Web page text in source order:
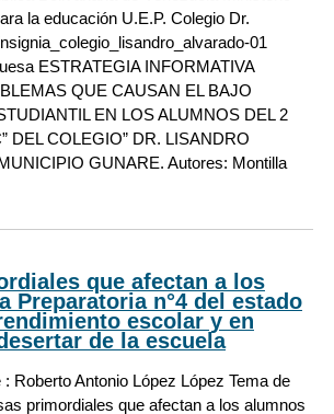
la educación U.E.P. Colegio Dr.
01
ESTRATEGIA INFORMATIVA
QUE CAUSAN EL BAJO
EN LOS ALUMNOS DEL 2
DEL COLEGIO” DR. LISANDRO
GUNARE. Autores: Montilla
que afectan a los
Preparatoria n°4 del estado
escolar y en
de la escuela
: Roberto Antonio López López Tema de
primordiales que afectan a los alumnos